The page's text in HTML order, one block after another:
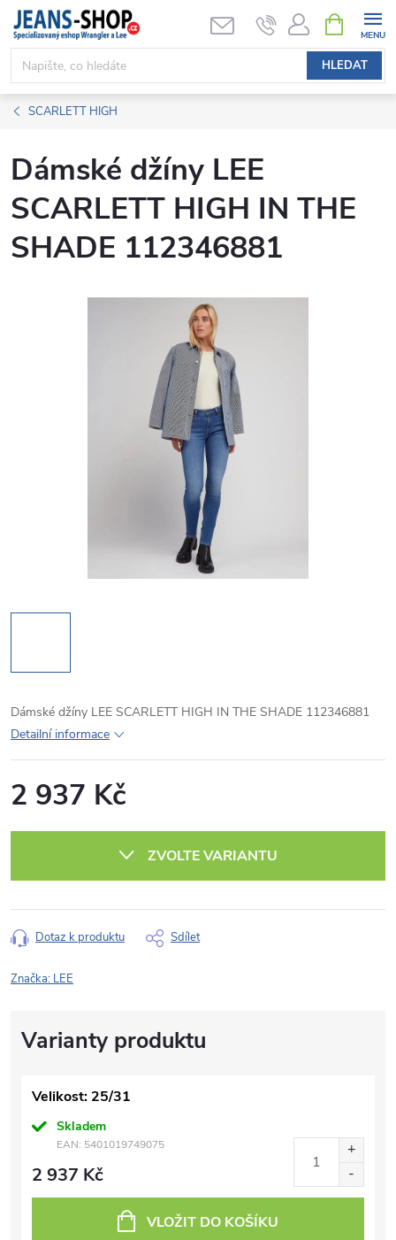
Přejít
obsah
HLEDAT
NÁKUPNÍ
KOŠÍK
SCARLETT HIGH
Dámské džíny LEE
SCARLETT HIGH IN THE
SHADE 112346881
Dámské džíny LEE SCARLETT HIGH IN THE SHADE 112346881
Detailní informace
2 937 Kč
ZVOLTE VARIANTU
Dotaz k produktu Sdílet
Značka: LEE
Velikost: 25/31
Skladem
EAN: 5401019749075
2 937 Kč
VLOŽIT DO KOŠÍKU